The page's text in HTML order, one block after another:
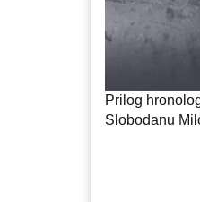
Prilog
Slobodanu